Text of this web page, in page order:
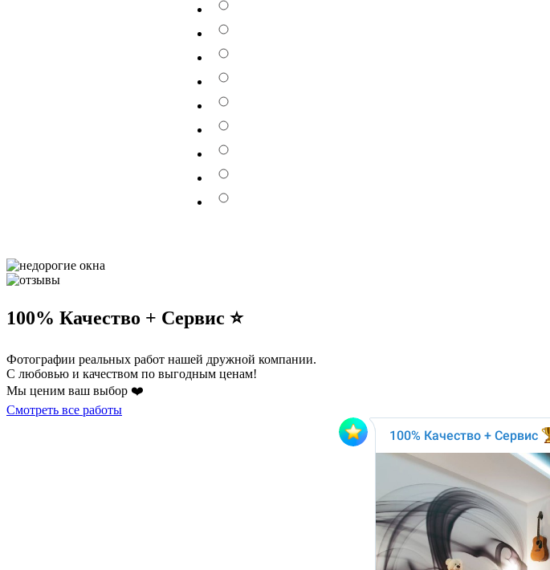
100% Качество + Сервис ⭐️
Фотографии реальных работ нашей дружной компании.
С любовью и качеством по выгодным ценам!
Мы ценим ваш выбор ❤️
Смотреть все работы